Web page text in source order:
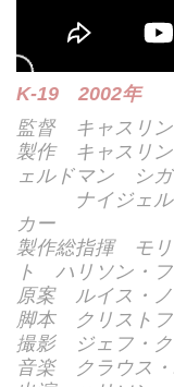
K-19 2002年
監督 キャスリン
製作 キャスリ
ェルドマン シ
ナイジェル・
カー
製作総指揮 モ
ト ハリソン・
原案 ルイス・
脚本 クリストフ
撮影 ジェフ・ク
音楽 クラウス・